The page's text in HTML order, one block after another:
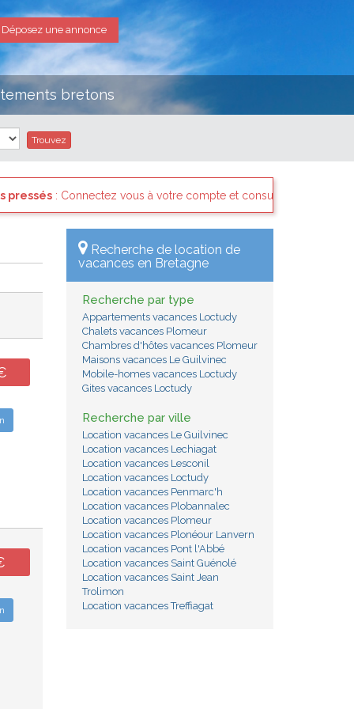
une annonce
bretons
à votre compte et consultez les "Messages des internautes
Recherche de location de
vacances en Bretagne
Recherche par type
Appartements vacances Loctudy
Chalets vacances Plomeur
Chambres d'hôtes vacances Plomeur
Maisons vacances Le Guilvinec
Mobile-homes vacances Loctudy
Gites vacances Loctudy
Recherche par ville
Location vacances Le Guilvinec
Location vacances Lechiagat
Location vacances Lesconil
Location vacances Loctudy
Location vacances Penmarc'h
Location vacances Plobannalec
Location vacances Plomeur
Location vacances Plonéour Lanvern
Location vacances Pont l'Abbé
Location vacances Saint Guénolé
Location vacances Saint Jean
Trolimon
Location vacances Treffiagat